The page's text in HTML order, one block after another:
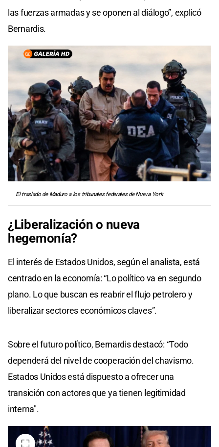
las fuerzas armadas y se oponen al diálogo”, explicó
Bernardis.
El traslado de Maduro a los tribunales federales de Nueva York
¿Liberalización o nueva
hegemonía?
El interés de Estados Unidos, según el analista, está
centrado en la economía: “Lo político va en segundo
plano. Lo que buscan es reabrir el flujo petrolero y
liberalizar sectores económicos claves”.
Sobre el futuro político, Bernardis destacó: “Todo
dependerá del nivel de cooperación del chavismo.
Estados Unidos está dispuesto a ofrecer una
transición con actores que ya tienen legitimidad
interna".